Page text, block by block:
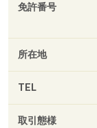
免許番号
所在地
TEL
取引態様